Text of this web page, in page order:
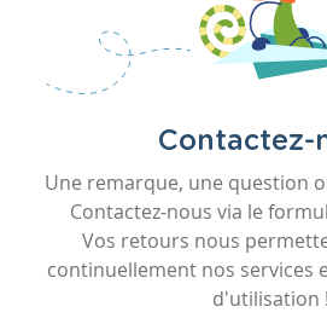
Contactez-
Une remarque, une question
Contactez-nous via le
Vos retours nous
continuellement nos services
d'utilisation !